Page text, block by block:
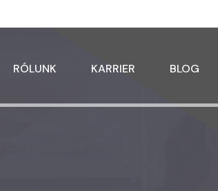
RÓLUNK KARRIER BLOG